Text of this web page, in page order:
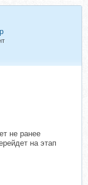
не ранее
на этап